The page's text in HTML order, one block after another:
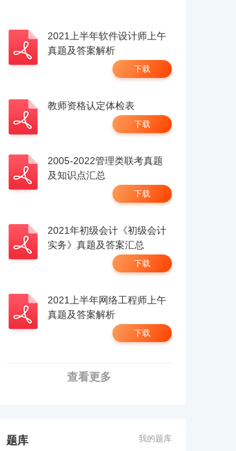
2021上半年软件设计师上午
真题及答案解析
下载
教师资格认定体检表
下载
2005-2022管理类联考真题
及知识点汇总
下载
2021年初级会计《初级会计
实务》真题及答案汇总
下载
2021上半年网络工程师上午
真题及答案解析
下载
查看更多
题库 我的题库